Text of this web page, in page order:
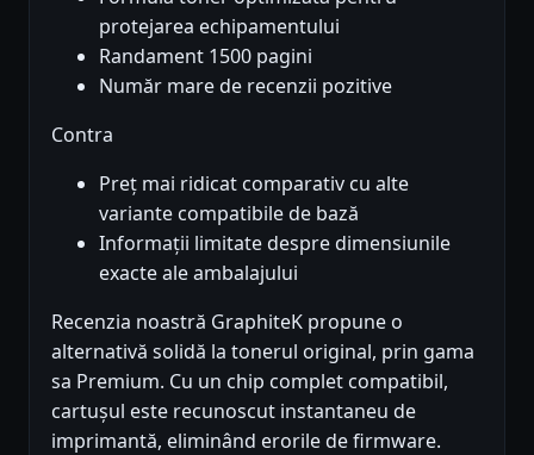
protejarea echipamentului
Randament 1500 pagini
Număr mare de recenzii pozitive
Contra
Preț mai ridicat comparativ cu alte
variante compatibile de bază
Informații limitate despre dimensiunile
exacte ale ambalajului
Recenzia noastră GraphiteK propune o
alternativă solidă la tonerul original, prin gama
sa Premium. Cu un chip complet compatibil,
cartușul este recunoscut instantaneu de
imprimantă, eliminând erorile de firmware.